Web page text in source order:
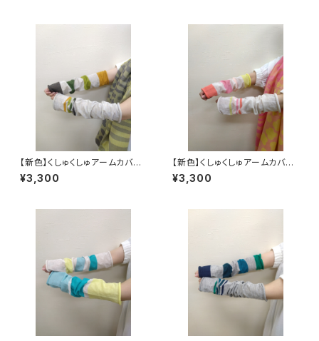
【新色】くしゅくしゅアームカバ
ー きくち葉
¥3,300
【新色】くしゅくしゅアームカバ
ー アプリコット
¥3,300